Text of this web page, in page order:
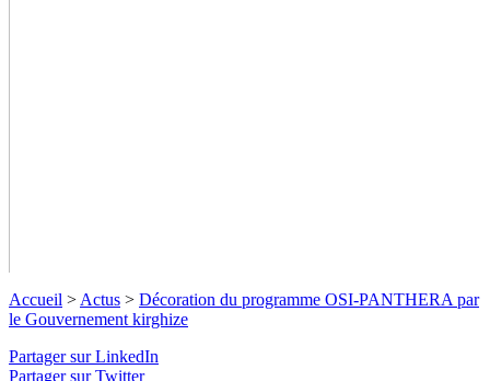
Accueil > Actus > Décoration du programme OSI-PANTHERA par
le Gouvernement kirghize
Partager sur LinkedIn
Partager sur Twitter